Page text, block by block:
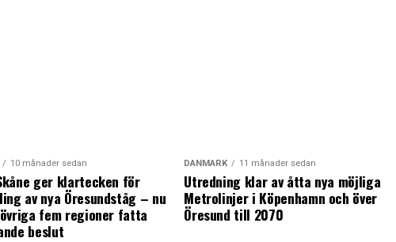
10 månader sedan
ger klartecken för
av nya Öresundståg – nu
fem regioner fatta
beslut
DANMARK 11 månader sedan
Utredning klar av åtta nya möjliga
Metrolinjer i Köpenhamn och över
Öresund till 2070